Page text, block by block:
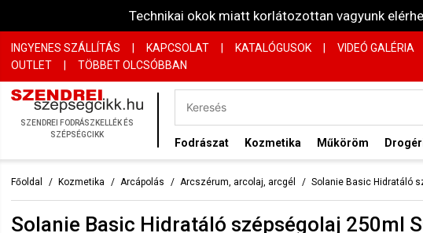
Technikai okok miatt korlátozottan vagyunk
INGYENES SZÁLLÍTÁS KAPCSOLAT KATALÓGUSOK VIDEÓ GALÉRIA
OUTLET
| TÖBBET OLCSÓBBAN
SZENDREI FODRÁSZKELLÉK ÉS
SZÉPSÉGCIKK
Fodrászat Kozmetika Műköröm
Főoldal Kozmetika Arcápolás Arcszérum, arcolaj, arcgél Solanie Basic Hidratáló
Solanie Basic Hidratáló szépségolaj 250ml